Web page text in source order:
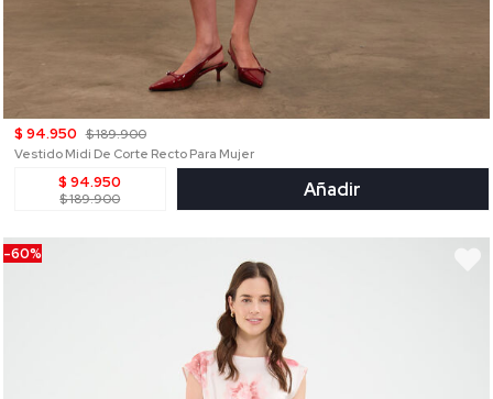
$ 94.950 $ 189.900
Vestido Midi De Corte Recto Para Mujer
$ 94.950
$ 189.900 Añadir
-60%